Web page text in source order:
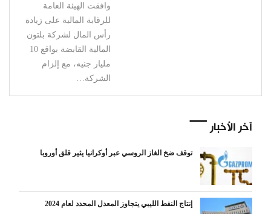
وافقت الهيئة العامة
للرقابة المالية على زيادة
رأس المال لشركة بلتون
المالية القابضة بواقع 10
مليار جنيه، مع إلزام
الشركة…
آخر الأخبار
توقف ضخ الغاز الروسي عبر أوكرانيا يثير قلق أوروبا
إنتاج النفط الليبي يتجاوز المعدل المحدد لعام 2024